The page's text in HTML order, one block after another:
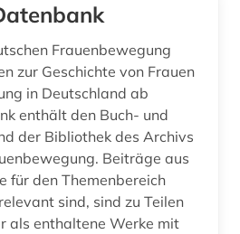
(1)
bundesregierung (3)
bundesrepublik deutschland (1)
Frauenbewegung
zur Geschichte von Frauen
in Deutschland ab
enthält den Buch- und
der Bibliothek des Archivs
Beiträge aus
für den Themenbereich
sind, sind zu Teilen
als enthaltene Werke mit